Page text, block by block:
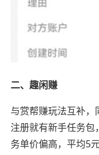
二、趣闲赚
与赏帮赚玩法互补，
注册就有新手任务
务单价偏高，平均5